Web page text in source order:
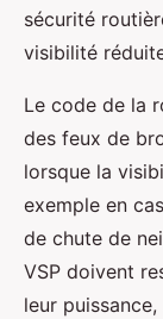
sécurité
visibilité
Le code de la
des feux de
lorsque la
exemple en
de chute de
VSP doivent
leur